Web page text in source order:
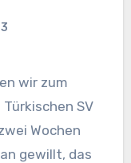
SV
Wochen
gewillt, das